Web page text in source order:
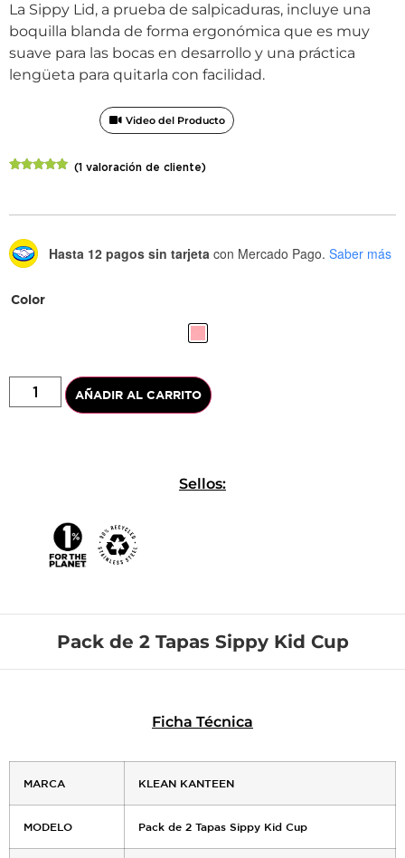
La Sippy Lid, a prueba de salpicaduras, incluye una
boquilla blanda de forma ergonómica que es muy
suave para las bocas en desarrollo y una práctica
lengüeta para quitarla con facilidad.
Video del Producto
a
cliente
(1 valoración de cliente)
Hasta 12 pagos sin tarjeta con Mercado Pago. Saber más
Color
AÑADIR AL CARRITO
Sellos:
Pack de 2 Tapas Sippy Kid Cup
Ficha Técnica
MARCA KLEAN KANTEEN
MODELO Pack de 2 Tapas Sippy Kid Cup